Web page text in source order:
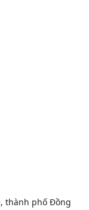
thành phố Đồng